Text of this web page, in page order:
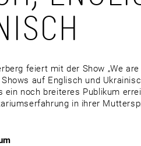
feiert mit der Show „We
auf Englisch und
noch breiteres Publikum
in ihrer